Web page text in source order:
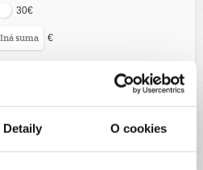
Detaily O cookies
30€
€